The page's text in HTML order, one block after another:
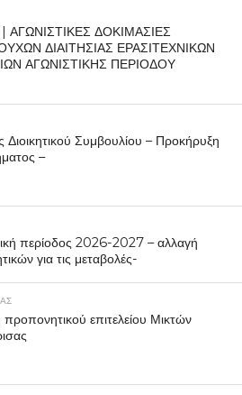
ΑΓΩΝΙΣΤΙΚΕΣ ΔΟΚΙΜΑΣΙΕΣ
ΔΙΑΙΤΗΣΙΑΣ ΕΡΑΣΙΤΕΧΝΙΚΩΝ
ΑΓΩΝΙΣΤΙΚΗΣ ΠΕΡΙΟΔΟΥ
Διοικητικού Συμβουλίου – Προκήρυξη
–
περίοδος 2026-2027 – αλλαγή
για τις μεταβολές-
επιτελείου Μικτών